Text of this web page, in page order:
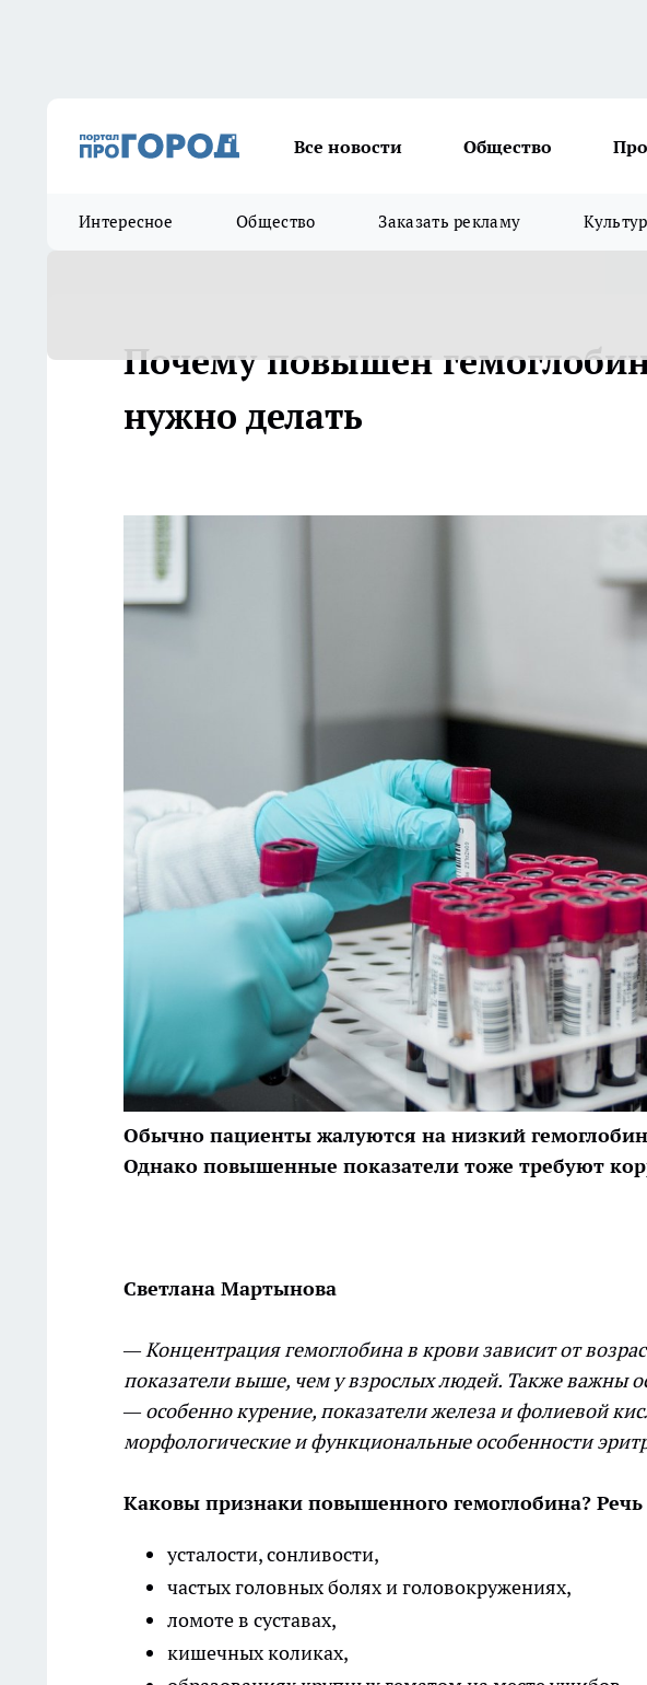
Все новости Общество
Интересное Общество Заказать рекламу
Почему повышен
нужно делать
Обычно пациенты жалуются на низкий
Однако повышенные показатели тоже требуют
Светлана Мартынова
— Концентрация гемоглобина в крови зависит от
показатели выше, чем у взрослых людей. Также важны
— особенно курение, показатели железа и фолиевой
морфологические и функциональные особенности
Каковы признаки повышенного гемоглобина? Речь
усталости, сонливости,
частых головных болях и головокружениях,
ломоте в суставах,
кишечных коликах,